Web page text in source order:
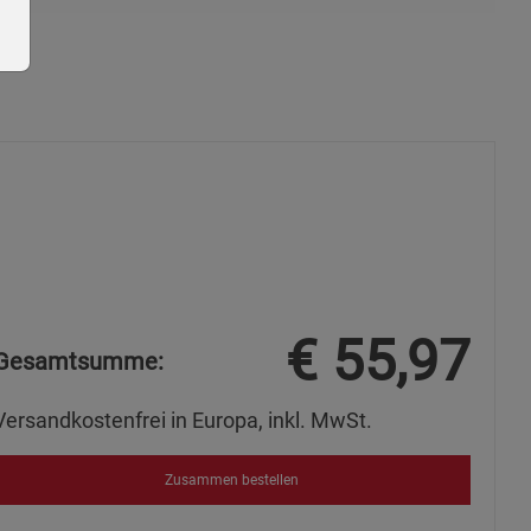
€ 55,97
in Europa, inkl. MwSt.
Zusammen bestellen